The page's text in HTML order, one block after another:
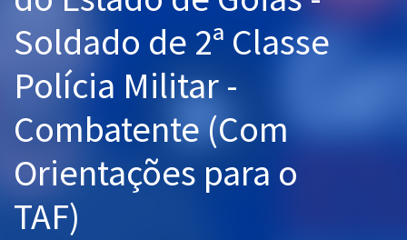
Graduação
OAB
Questões grátis
Conteúdo gratuito
Soldado de 2ª Classe
Polícia Militar -
Combatente (Com
Orientações para o
TAF)